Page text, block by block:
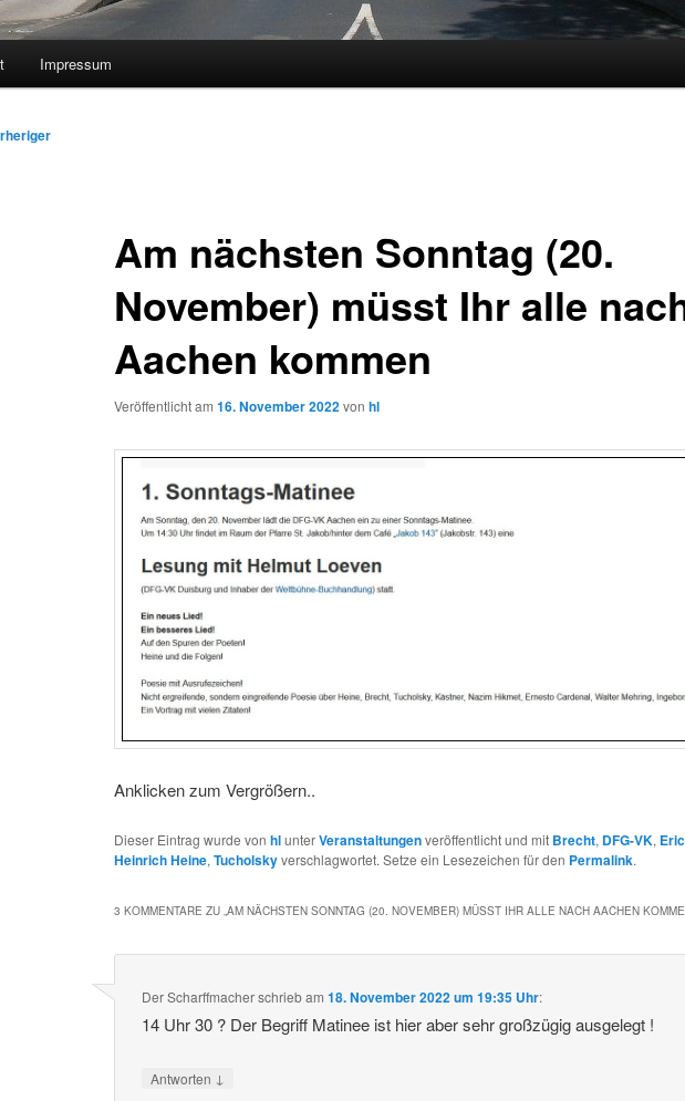
Impressum
Am nächsten Sonntag (20.
November) müsst Ihr alle
Aachen kommen
Veröffentlicht am 16. November 2022von hl
Anklicken zum Vergrößern..
Dieser Eintrag wurde von hlunterVeranstaltungenveröffentlicht und mit Brecht, DFG-VK,
Heinrich Heine, Tucholskyverschlagwortet. Setze ein Lesezeichen für den Permalink.
3 KOMMENTARE ZU „AM NÄCHSTEN SONNTAG (20. NOVEMBER) MÜSST IHR ALLE NACH AACHEN
Der Scharffmacherschriebam18. November 2022 um 19:35 Uhr:
14 Uhr 30 ? Der Begriff Matinee ist hier aber sehr großzügig ausgelegt !
Antworten ↓